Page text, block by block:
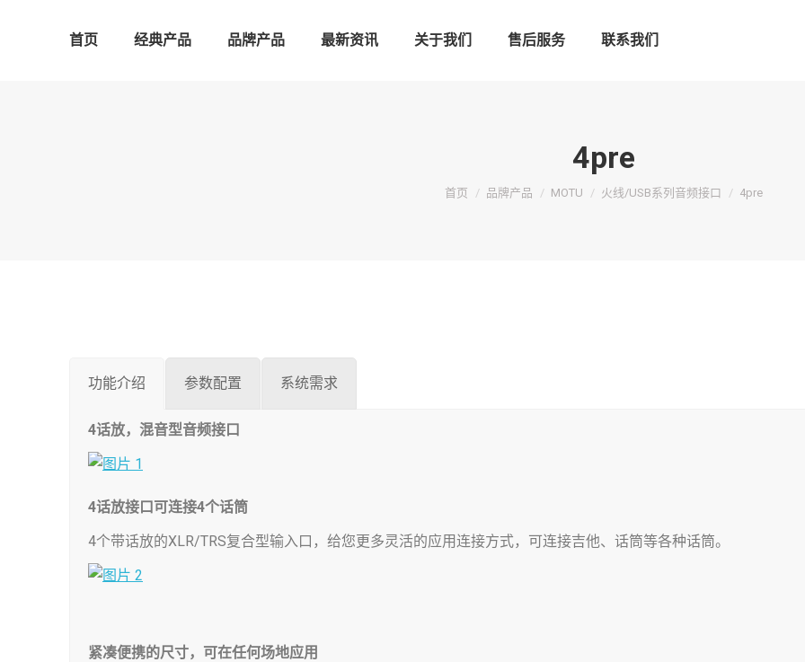
首页 经典产品 品牌产品 最新资讯 关于我们 售后服务 联系我们
4pre
您在这里：
首页 品牌产品 MOTU 火线/USB系列音频接口 4pre
功能介绍 参数配置 系统需求
4话放，混音型音频接口
4话放接口可连接4个话筒
4个带话放的XLR/TRS复合型输入口，给您更多灵活的应用连接方式，可连接吉他、话筒等各种话筒。
紧凑便携的尺寸，可在任何场地应用